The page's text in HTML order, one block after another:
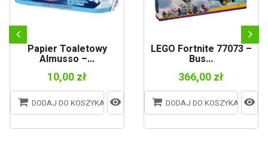
Papier Toaletowy
Almusso –...
10,00 zł
DODAJ DO KOSZYKA
LEGO Fortnite 77073 –
Bus...
366,00 zł
DODAJ DO KOSZYKA